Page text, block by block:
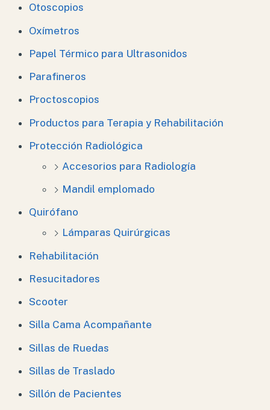
Otoscopios
Oxímetros
Papel Térmico para Ultrasonidos
Parafineros
Proctoscopios
Productos para Terapia y Rehabilitación
Protección Radiológica
Accesorios para Radiología
Mandil emplomado
Quirófano
Lámparas Quirúrgicas
Rehabilitación
Resucitadores
Scooter
Silla Cama Acompañante
Sillas de Ruedas
Sillas de Traslado
Sillón de Pacientes